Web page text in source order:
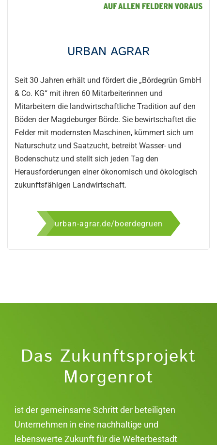
URBAN AGRAR
Seit 30 Jahren erhält und fördert die „Bördegrün GmbH
& Co. KG“ mit ihren 60 Mitarbeiterinnen und
Mitarbeitern die landwirtschaftliche Tradition auf den
Böden der Magdeburger Börde. Sie bewirtschaftet die
Felder mit modernsten Maschinen, kümmert sich um
Naturschutz und Saatzucht, betreibt Wasser- und
Bodenschutz und stellt sich jeden Tag den
Herausforderungen einer ökonomisch und ökologisch
zukunftsfähigen Landwirtschaft.
urban-agrar.de/boerdegruen
Das Zukunftsprojekt
Morgenrot
ist der gemeinsame Schritt der beteiligten
Unternehmen in eine nachhaltige und
lebenswerte Zukunft für die Welterbestadt